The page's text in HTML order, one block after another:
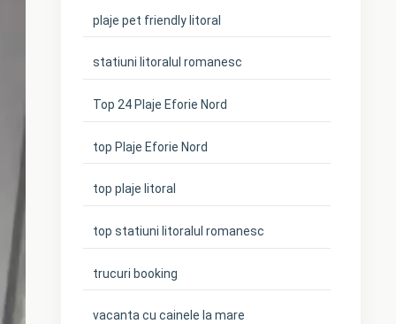
plaje pet friendly litoral
statiuni litoralul romanesc
Top 24 Plaje Eforie Nord
top Plaje Eforie Nord
top plaje litoral
top statiuni litoralul romanesc
trucuri booking
vacanta cu cainele la mare